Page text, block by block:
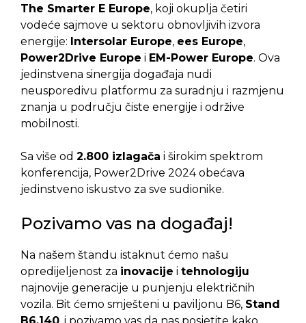
The Smarter E Europe, koji okuplja četiri
vodeće sajmove u sektoru obnovljivih izvora
energije: Intersolar Europe, ees Europe,
Power2Drive Europe i EM-Power Europe. Ova
jedinstvena sinergija događaja nudi
neusporedivu platformu za suradnju i razmjenu
znanja u području čiste energije i održive
mobilnosti.
Sa više od 2.800 izlagača i širokim spektrom
konferencija, Power2Drive 2024 obećava
jedinstveno iskustvo za sve sudionike.
Pozivamo vas na događaj!
Na našem štandu istaknut ćemo našu
opredijeljenost za inovacije i tehnologiju
najnovije generacije u punjenju električnih
vozila. Bit ćemo smješteni u paviljonu B6, Stand